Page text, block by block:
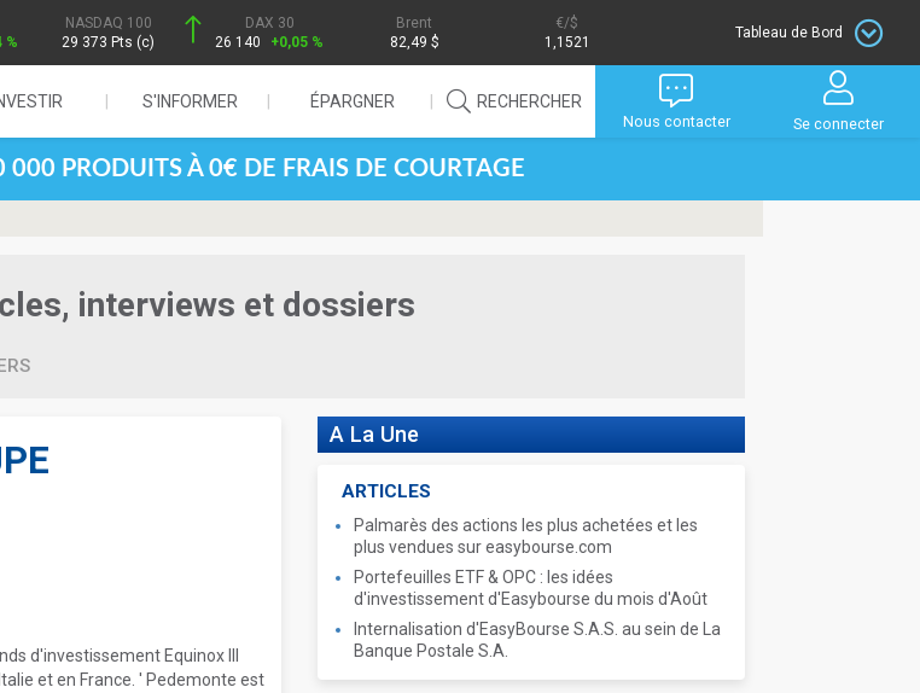
%
NASDAQ 100
29 373 Pts (c)
DAX 30
26 140
+0,05 %
Brent
82,49 $
/$
1,1521
Tableau de Bord
S'INFORMER ÉPARGNER RECHERCHER
Nous contacter Se connecter
000 PRODUITS À 0€ DE FRAIS DE COURTAGE
interviews et dossiers
d'investissement Equinox III
et en France. ' Pedemonte est
A La Une
ARTICLES
Palmarès des actions les plus achetées et les
plus vendues sur easybourse.com
Portefeuilles ETF & OPC : les idées
d'investissement d'Easybourse du mois d'Août
Internalisation d'EasyBourse S.A.S. au sein de La
Banque Postale S.A.